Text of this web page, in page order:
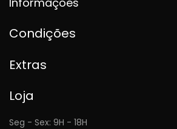
Condições
Extras
Loja
Seg - Sex: 9H - 18H